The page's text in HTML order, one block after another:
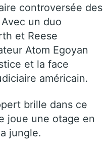
controversée des
un duo
et Reese
Atom Egoyan
et la face
américain.
brille dans ce
joue une otage en
jungle.